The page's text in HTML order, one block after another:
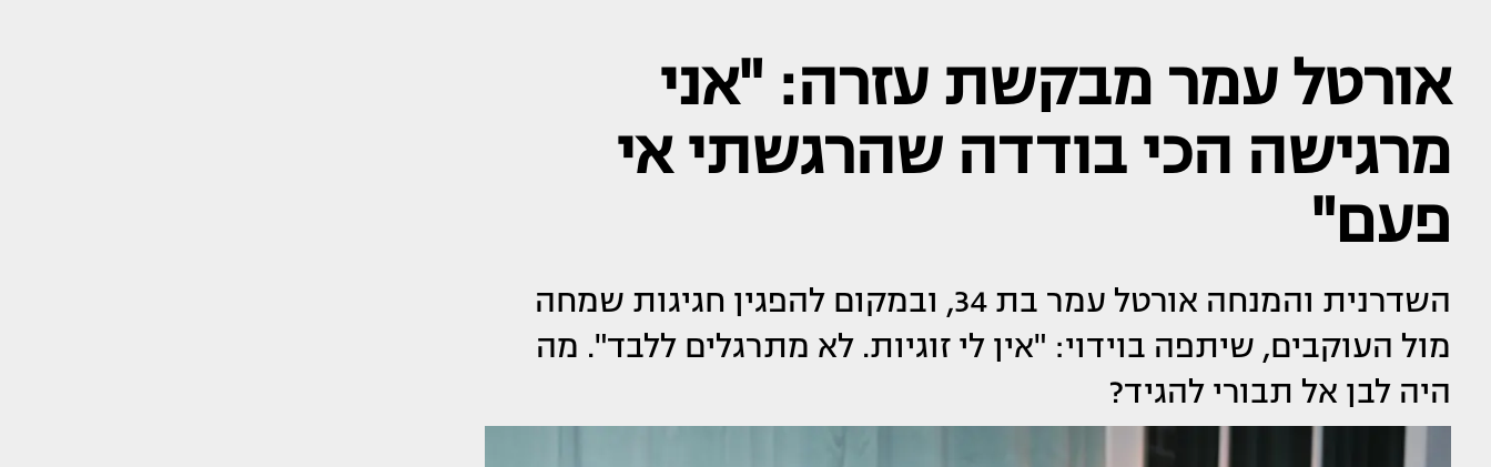
אורטל עמר מבקשת עזרה: "אני
מרגישה הכי בודדה שהרגשתי אי
פעם"
השדרנית והמנחה אורטל עמר בת 34, ובמקום להפגין חגיגות שמחה
מול העוקבים, שיתפה בוידוי: "אין לי זוגיות. לא מתרגלים ללבד". מה
היה לבן אל תבורי להגיד?